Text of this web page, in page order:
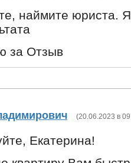
наймите юриста.
за Отзыв
(20.06.2023 в
Екатерина!